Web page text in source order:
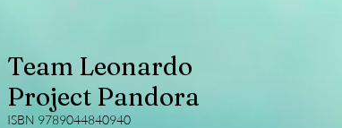
Team Leonardo
Project Pandora
​ISBN 9789044840940